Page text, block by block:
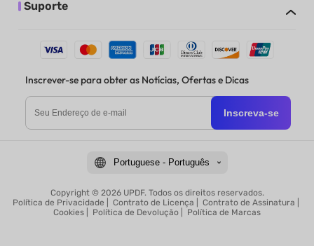
Suporte
Inscrever-se para obter as Notícias, Ofertas e Dicas
Inscreva-se
Portuguese - Português
Copyright © 2026 UPDF. Todos os direitos reservados.
Política de Privacidade
Contrato de Licença Contrato de Assinatura
Cookies
Política de Devolução Política de Marcas